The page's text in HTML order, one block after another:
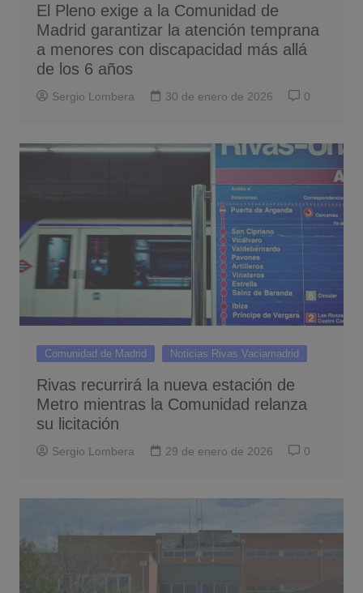
El Pleno exige a la Comunidad de
Madrid garantizar la atención temprana
a menores con discapacidad más allá
de los 6 años
Sergio Lombera 30 de enero de 2026 0
Comunidad de Madrid Noticias Rivas Vaciamadrid
Rivas recurrirá la nueva estación de
Metro mientras la Comunidad relanza
su licitación
Sergio Lombera 29 de enero de 2026 0